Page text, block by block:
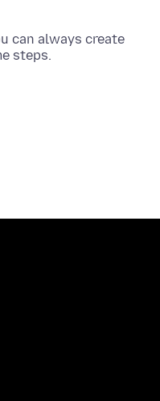
can always create
steps.